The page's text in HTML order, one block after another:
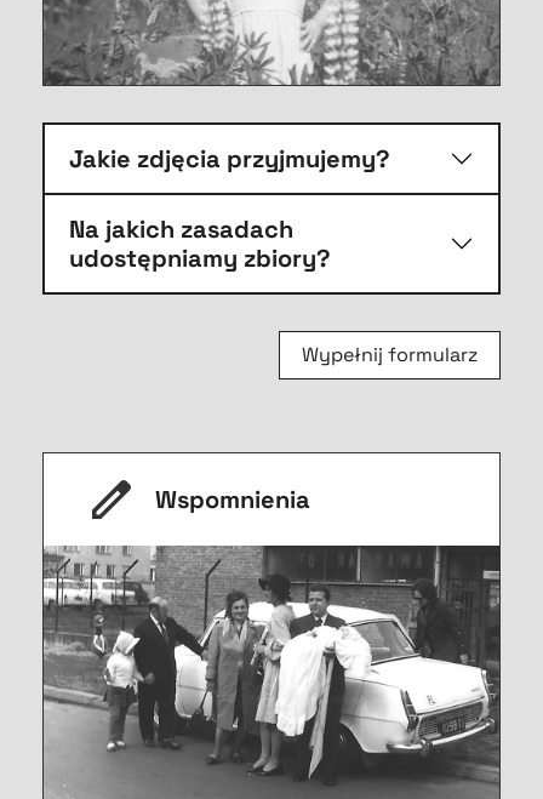
Jakie zdjęcia przyjmujemy?
Na jakich zasadach
udostępniamy zbiory?
Wypełnij formularz
Wspomnienia